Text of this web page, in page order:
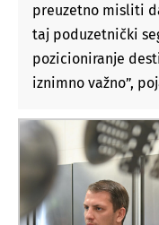
preuzetno misliti
taj poduzetnički
pozicioniranje
iznimno važno”,